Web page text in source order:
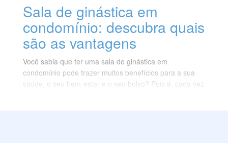
Sala de ginástica em
condomínio: descubra quais
são as vantagens
Você sabia que ter uma sala de ginástica em
condomínio pode trazer muitos benefícios para a sua
saúde, o seu bem-estar e o seu bolso? Pois é, cada vez